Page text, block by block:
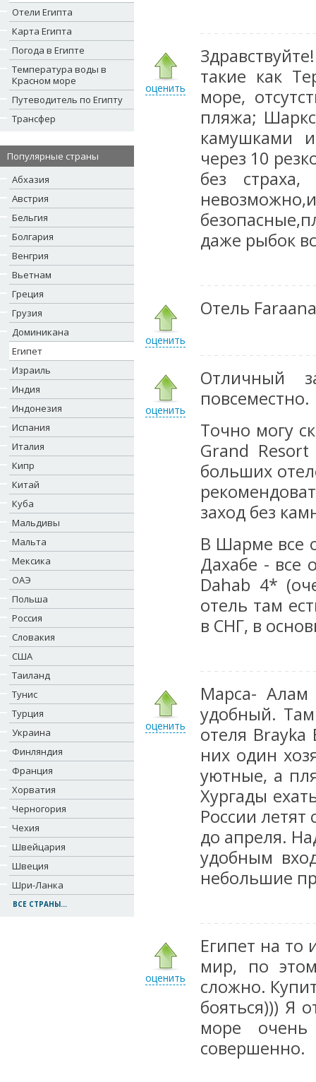
Отели Египта
Карта Египта
Погода в Египте
Температура воды в
Красном море
Путеводитель по Египту
Трансфер
Популярные страны
Абхазия
Австрия
Бельгия
Болгария
Венгрия
Вьетнам
Греция
Грузия
Доминикана
Египет
Израиль
Индия
Индонезия
Испания
Италия
Кипр
Китай
Куба
Мальдивы
Мальта
Мексика
ОАЭ
Польша
Россия
Словакия
США
Таиланд
Тунис
Турция
Украина
Финляндия
Франция
Хорватия
Черногория
Чехия
Швейцария
Швеция
Шри-Ланка
ВСЕ СТРАНЫ...
оценить
такие как
море,
пляжа;
камушками
через 10
без
даже рыбок
оценить
Отель
оценить
Отличный
повсеместно.
Точно могу
Grand
больших
заход без
В Шарме все
Дахабе - все
Dahab 4*
отель там
в СНГ, в
оценить
Марса- Алам
удобный.
отеля
них один
уютные, а
Хургады
России
до апреля.
удобным
небольшие
оценить
Египет на то
мир, по
сложно.
бояться))) Я
море
совершенно.